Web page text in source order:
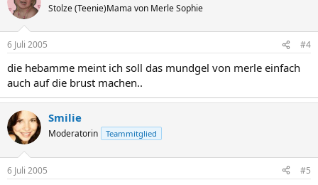
Stolze (Teenie)Mama von Merle Sophie
6 Juli 2005 #4
die hebamme meint ich soll das mundgel von merle einfach
auch auf die brust machen..
Smilie
Moderatorin Teammitglied
6 Juli 2005 #5